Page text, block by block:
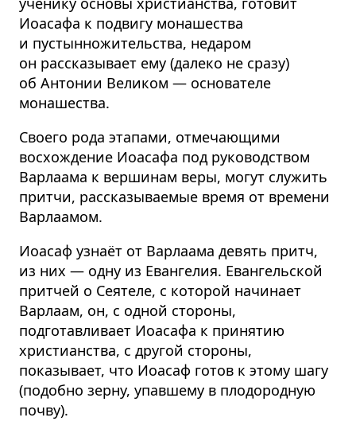
Иоасафа к подвигу монашества
и пустынножительства, недаром
он рассказывает ему (далеко не сразу)
об Антонии Великом — основателе
монашества.
Своего рода этапами, отмечающими
восхождение Иоасафа под руководством
Варлаама к вершинам веры, могут служить
притчи, рассказываемые время от времени
Варлаамом.
Иоасаф узнаёт от Варлаама девять притч,
из них — одну из Евангелия. Евангельской
притчей о Сеятеле, с которой начинает
Варлаам, он, с одной стороны,
подготавливает Иоасафа к принятию
христианства, с другой стороны,
показывает, что Иоасаф готов к этому шагу
(подобно зерну, упавшему в плодородную
почву).